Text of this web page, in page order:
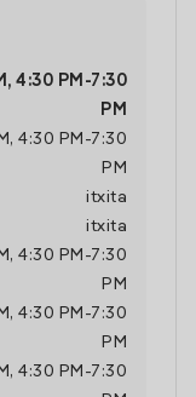
, 4:30 PM -7:30
PM
, 4:30 PM -7:30
PM
itxita
itxita
, 4:30 PM -7:30
PM
, 4:30 PM -7:30
PM
, 4:30 PM -7:30